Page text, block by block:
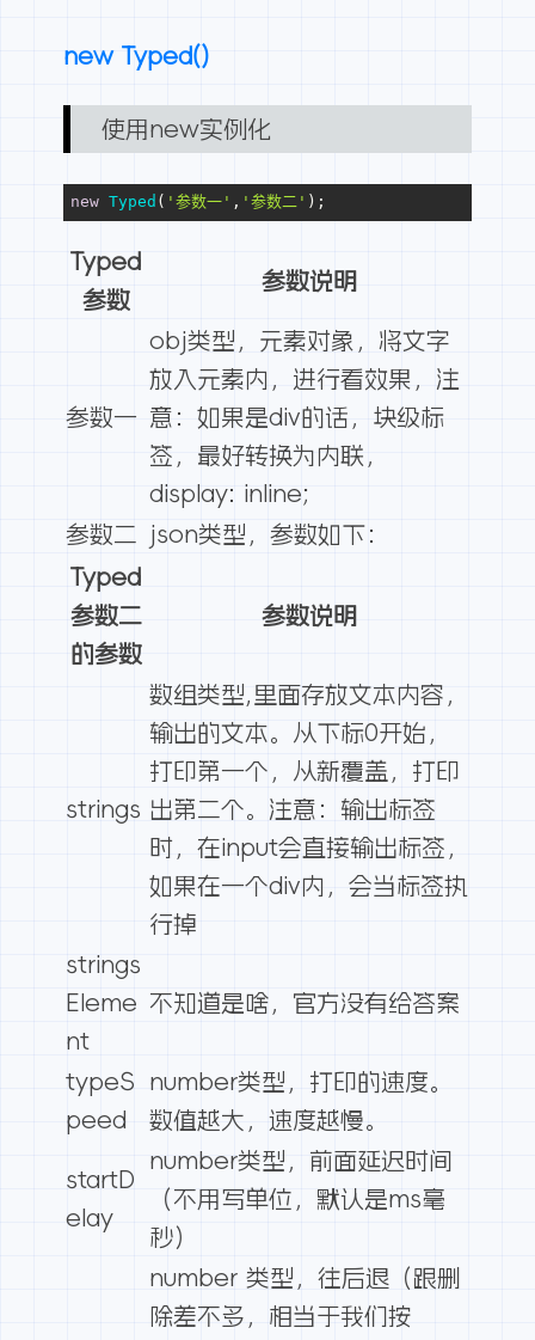
new Typed()
使用new实例化
new Typed ( '参数一' , '参数二' );
Typed
参数
参数说明
参数一
obj类型，元素对象，将文字
放入元素内，进行看效果，注
意：如果是div的话，块级标
签，最好转换为内联，
display: inline;
参数二
json类型，参数如下：
Typed
参数二
的参数
参数说明
strings
数组类型,里面存放文本内容，
输出的文本。从下标0开始，
打印第一个，从新覆盖，打印
出第二个。注意：输出标签
时，在input会直接输出标签，
如果在一个div内，会当标签执
行掉
strings
Eleme
nt
不知道是啥，官方没有给答案
typeS
peed
number类型，打印的速度。
数值越大，速度越慢。
startD
elay
number类型，前面延迟时间
（不用写单位，默认是ms毫
秒）
number 类型，往后退（跟删
除差不多，相当于我们按